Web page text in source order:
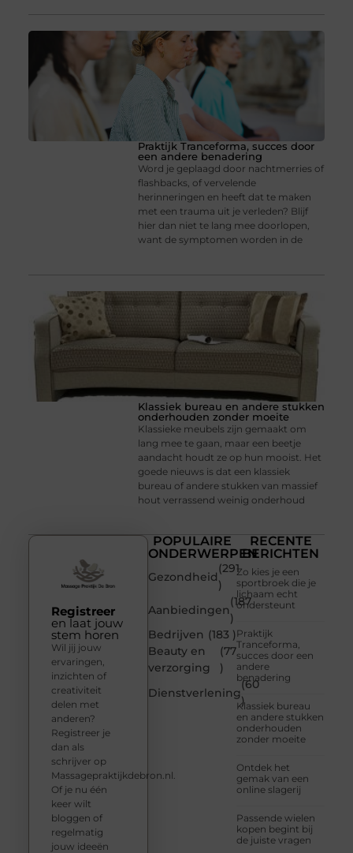
Praktijk Tranceforma, succes door
een andere benadering
Word je geplaagd door nachtmerries of
flashbacks, of vervelende
herinneringen en heeft dat te maken
met een trauma uit je verleden? Blijf
hier dan niet te lang mee doorlopen,
want de symptomen worden in de
Klassiek bureau en andere stukken
onderhouden zonder moeite
Klassieke meubels zijn gemaakt om
lang mee te gaan, maar een beetje
aandacht houdt ze op hun mooist. Het
goede nieuws is dat een klassiek
bureau of andere stukken van massief
hout verrassend weinig onderhoud
POPULAIRE
ONDERWERPEN
Gezondheid
(291
)
Aanbiedingen
(187
)
Bedrijven (183 )
Beauty en
verzorging
(77
)
Dienstverlening
(60
)
RECENTE
BERICHTEN
Zo kies je een
sportbroek die je
lichaam echt
ondersteunt
Praktijk
Tranceforma,
succes door een
andere
benadering
Klassiek bureau
en andere stukken
onderhouden
zonder moeite
Ontdek het
gemak van een
online slagerij
Passende wielen
kopen begint bij
de juiste vragen
Registreer
en laat jouw
stem horen
Wil jij jouw
ervaringen,
inzichten of
creativiteit
delen met
anderen?
Registreer je
dan als
schrijver op
Massagepraktijkdebron.nl.
Of je nu één
keer wilt
bloggen of
regelmatig
jouw ideeën